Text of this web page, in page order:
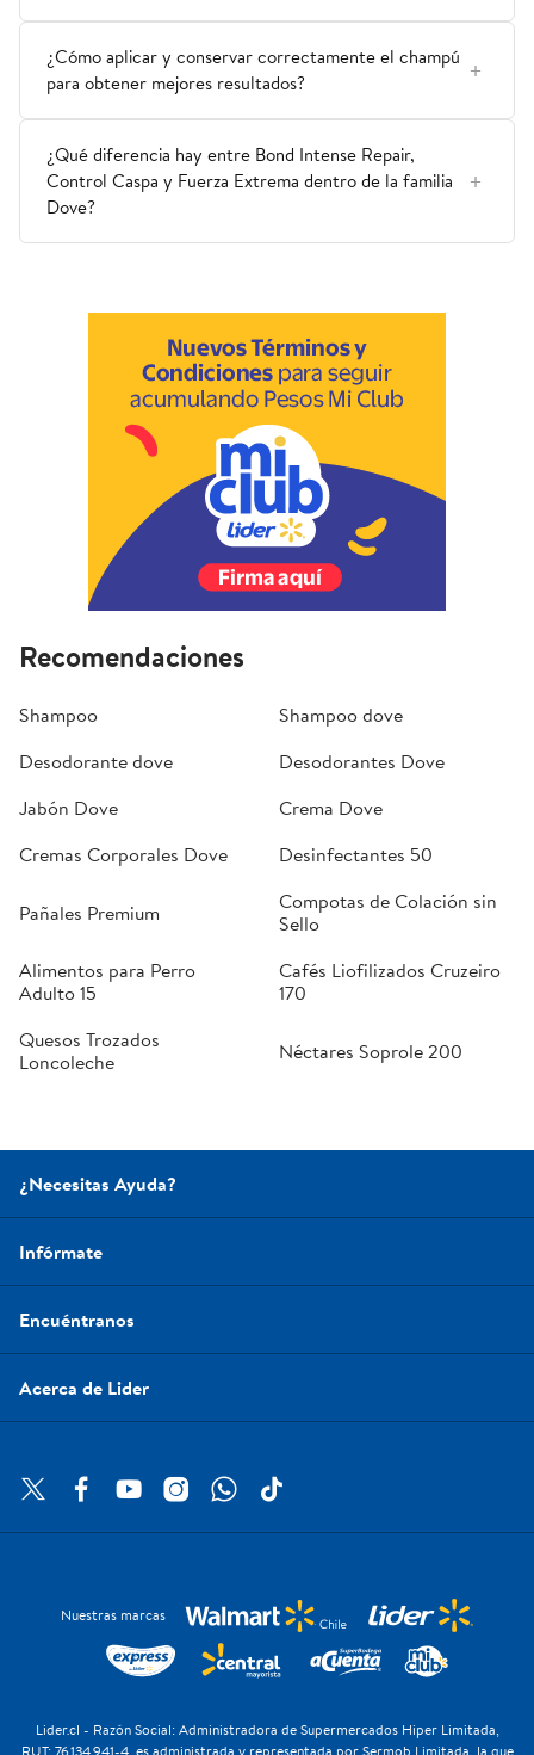
¿Cómo aplicar y conservar correctamente el champú
para obtener mejores resultados?
¿Qué diferencia hay entre Bond Intense Repair,
Control Caspa y Fuerza Extrema dentro de la familia
Dove?
Recomendaciones
Shampoo
Shampoo dove
Desodorante dove
Desodorantes Dove
Jabón Dove
Crema Dove
Cremas Corporales Dove
Desinfectantes 50
Pañales Premium
Compotas de Colación sin
Sello
Alimentos para Perro
Adulto 15
Cafés Liofilizados Cruzeiro
170
Quesos Trozados
Loncoleche
Néctares Soprole 200
¿Necesitas Ayuda?
Infórmate
Encuéntranos
Acerca de Lider
Nuestras marcas
Lider.cl - Razón Social: Administradora de Supermercados Hiper Limitada,